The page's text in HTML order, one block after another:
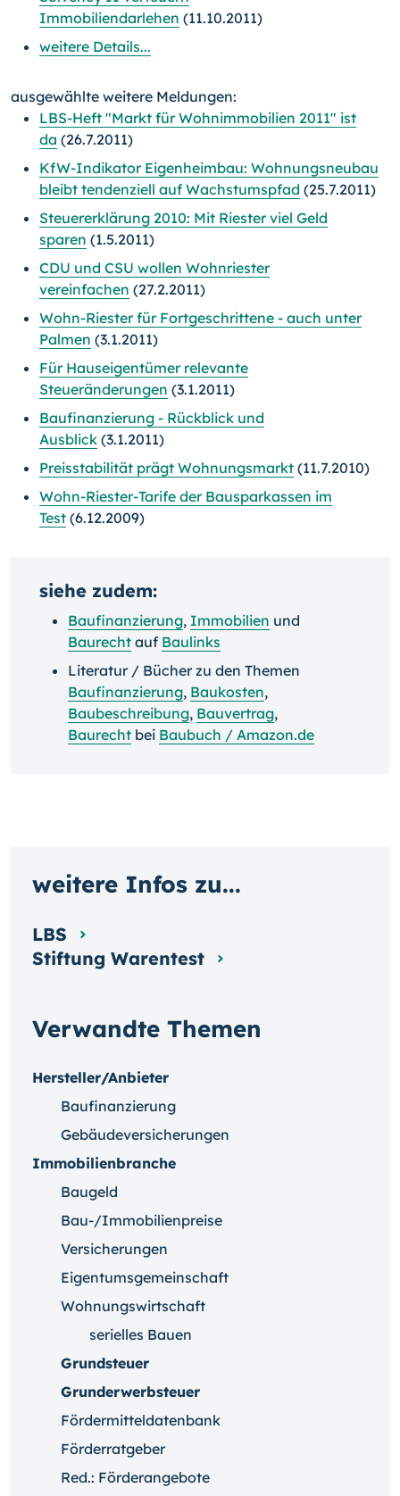
Immobiliendarlehen (11.10.2011)
weitere Details...
ausgewählte weitere Meldungen:
LBS-Heft "Markt für Wohnimmobilien 2011" ist
da (26.7.2011)
KfW-Indikator Eigenheimbau: Wohnungsneubau
bleibt tendenziell auf Wachstumspfad (25.7.2011)
Steuererklärung 2010: Mit Riester viel Geld
sparen (1.5.2011)
CDU und CSU wollen Wohnriester
vereinfachen (27.2.2011)
Wohn-Riester für Fortgeschrittene - auch unter
Palmen (3.1.2011)
Für Hauseigentümer relevante
Steueränderungen (3.1.2011)
Baufinanzierung - Rückblick und
Ausblick (3.1.2011)
Preisstabilität prägt Wohnungsmarkt (11.7.2010)
Wohn-Riester-Tarife der Bausparkassen im
Test (6.12.2009)
siehe zudem:
Baufinanzierung, Immobilien und
Baurecht auf Baulinks
Literatur / Bücher zu den Themen
Baufinanzierung, Baukosten,
Baubeschreibung, Bauvertrag,
Baurecht bei Baubuch / Amazon.de
Verwandte Themen
Hersteller/Anbieter
Baufinanzierung
Gebäudeversicherungen
Immobilienbranche
Baugeld
Bau-/Immobilienpreise
Versicherungen
Eigentumsgemeinschaft
Wohnungswirtschaft
serielles Bauen
Grundsteuer
Grunderwerbsteuer
Fördermitteldatenbank
Förderratgeber
Red.: Förderangebote
weitere Infos zu...
LBS
Stiftung Warentest